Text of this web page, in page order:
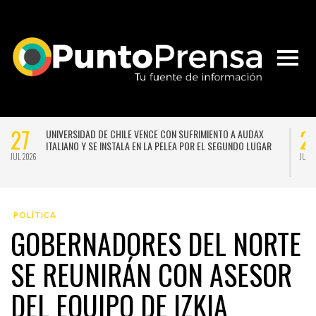
27
JUL 2026
LA LLUVIA NO DA TREGUA: PRONOSTICAN UN NUEVO SISTEMA
FRONTAL PARA SANTIAGO A COMIENZOS DE LA PRÓXIMA
21
JUL
POLÍTICA
GOBERNADORES DEL NORTE
SE REUNIRÁN CON ASESOR
DEL EQUIPO DE IZKIA